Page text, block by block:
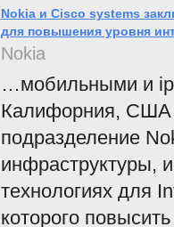
Nokia и Cisco systems
для повышения уровня
Nokia
…мобильными и
Калифорния, США
подразделение
инфраструктуры,
технологиях для
которого